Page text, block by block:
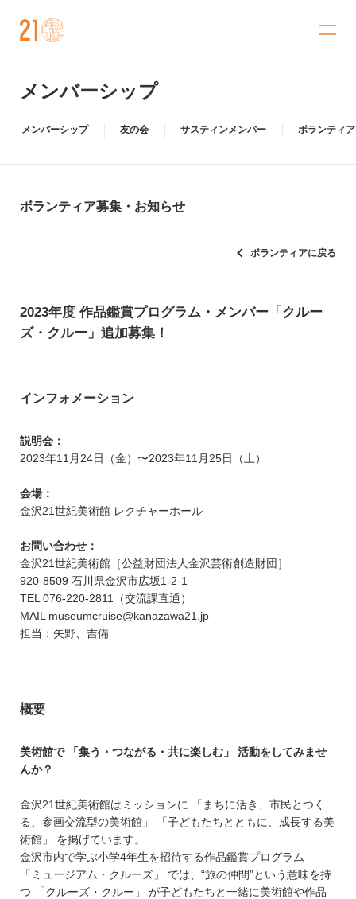
メンバーシップ
メンバーシップ 友の会 サスティンメンバー ボランティア
ボランティア募集・お知らせ
ボランティアに戻る
2023年度 作品鑑賞プログラム・メンバー「クルー
ズ・クルー」追加募集！
インフォメーション
説明会：
2023年11月24日（金）〜2023年11月25日（土）
会場：
金沢21世紀美術館 レクチャーホール
お問い合わせ：
金沢21世紀美術館［公益財団法人金沢芸術創造財団］
920-8509 石川県金沢市広坂1-2-1
TEL 076-220-2811（交流課直通）
MAIL museumcruise@kanazawa21.jp
担当：矢野、吉備
概要
美術館で 「集う・つながる・共に楽しむ」 活動をしてみませ
んか？
金沢21世紀美術館はミッションに 「まちに活き、市民とつく
る、参画交流型の美術館」 「子どもたちとともに、成長する美
術館」 を掲げています。
金沢市内で学ぶ小学4年生を招待する作品鑑賞プログラム
「ミュージアム・クルーズ」 では、“旅の仲間”という意味を持
つ 「クルーズ・クルー」 が子どもたちと一緒に美術館や作品